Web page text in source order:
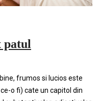
patul
frumos si lucios este
o fi) cate un capitol din